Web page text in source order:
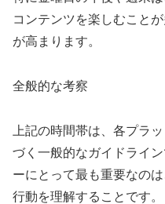
コンテンツを楽しむこと
が高まります。
全般的な考察
上記の時間帯は、各プラ
づく一般的なガイドライ
ーにとって最も重要なの
行動を理解することです。